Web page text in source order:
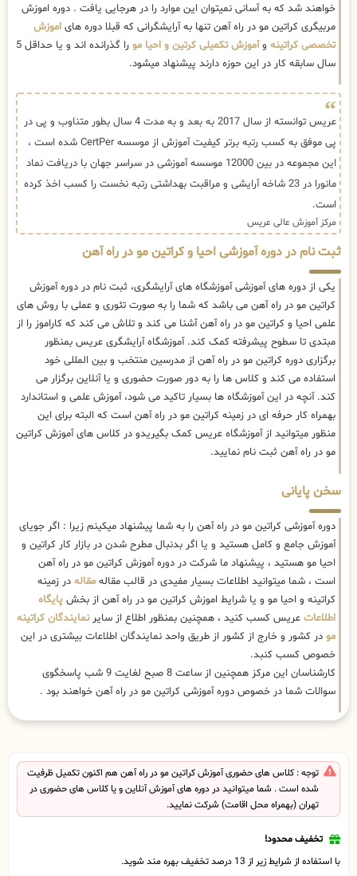
خواهند شد که به آسانی نمیتوان این موارد را در هرجایی یافت . دوره اموزش
مربیگری کراتین مو در راه آهن تنها به آرایشگرانی که قبلا دوره های اموزش
تخصصی کراتینه وآموزش تکمیلی کرتین و احیا مو
را گذرانده اند و یا حداقل 5
سال سابقه کار در این حوزه دارند پیشنهاد میشود.
عریس توانسته از سال 2017 به بعد و به مدت 4 سال بطور متناوب و پی در
پی موفق به کسب رتبه برتر کیفیت آموزش از موسسه CertPer شده است ،
این مجموعه در بین 12000 موسسه آموزشی در سراسر جهان با دریافت نماد
مانورا در 23 شاخه آرایشی و مراقبت بهداشتی رتبه نخست را کسب اخذ کرده
است.
مرکز آموزش عالی عریس
ثبت نام در دوره آموزشی احیا و کراتین مو در راه آهن
یکی از دوره های آموزشی آموزشگاه های آرایشگری، ثبت نام در دوره آموزش
کراتین مو در راه آهن می باشد که شما را به صورت تئوری و عملی با روش های
علمی احیا و کراتین مو در راه آهن آشنا می کند و تلاش می کند که کاراموز را از
مبتدی تا سطوح پیشرفته کمک کند. آموزشگاه آرایشگری عریس بمنظور
برگزاری دوره کراتین مو در راه آهن از مدرسین منتخب و بین المللی خود
استفاده می کند و کلاس ها را به دور صورت حضوری و یا آنلاین برگزار می
کند. آنچه در این آموزشگاه ها بسیار تاکید می شود، آموزش علمی و استاندارد
بهمراه کار حرفه ای در زمینه کراتین مو در راه آهن است که البته برای این
منظور میتوانید از آموزشگاه عریس کمک بگیریدو در کلاس های آموزش کراتین
مو در راه آهن ثبت نام نمایید.
سخن پایانی
دوره آموزشی کراتین مو در راه آهن را به شما پیشنهاد میکینم زیرا : اگر جویای
آموزش جامع و کامل هستید و یا اگر بدنبال مطرح شدن در بازار کار کراتین و
احیا مو هستید ، پیشنهاد ما شرکت در دوره آموزش کراتین مو در راه آهن
است ، شما میتوانید اطلاعات بسیار مفیدی در قالب مقاله مقاله در زمینه
کراتینه و احیا مو و یا شرایط اموزش کراتین مو در راه آهن از بخش پایگاه
اطلاعات عریس کسب کنید ، همچنین بمنظور اطلاع از سایرنمایندگان کراتینه
مو در کشور و خارج از کشور از طریق واحد نمایندگان اطلاعات بیشتری در این
خصوص کسب کنبد.
کارشناسان این مرکز همچنین از ساعت 8 صبح لغایت 9 شب پاسخگوی
سوالات شما در خصوص دوره آموزشی کراتین مو در راه آهن خواهند بود .
توجه : کلاس های حضوری آموزش کراتین مو در راه آهن هم اکنون تکمیل ظرفیت
شده است . شما میتوانید در دوره های آموزش آنلاین و یا کلاس های حضوری در
تهران (بهمراه محل اقامت) شرکت نمایید.
تخفیف محدود!
با استفاده از شرایط زیر از 13 درصد تخفیف بهره مند شوید.